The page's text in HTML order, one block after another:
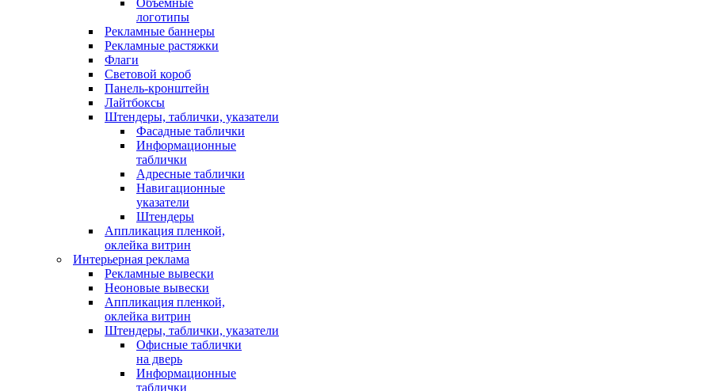
Объемные
логотипы
Рекламные баннеры
Рекламные растяжки
Флаги
Световой короб
Панель-кронштейн
Лайтбоксы
Штендеры, таблички, указатели
Фасадные таблички
Информационные
таблички
Адресные таблички
Навигационные
указатели
Штендеры
Аппликация пленкой,
оклейка витрин
Интерьерная реклама
Рекламные вывески
Неоновые вывески
Аппликация пленкой,
оклейка витрин
Штендеры, таблички, указатели
Офисные таблички
на дверь
Информационные
таблички